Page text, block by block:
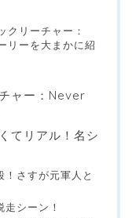
クリーチャー：
リーを大まかに紹
ャー：Never
てリアル！名シ
！さすが元軍人と
シーン！